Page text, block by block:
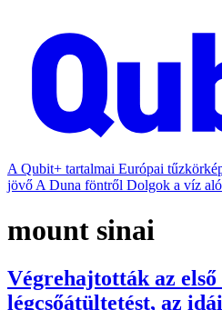
A Qubit+ tartalmai Európai
jövő A Duna föntről Dolgok a víz
mount sinai
Végrehajtották az első
légcsőátültetést, az